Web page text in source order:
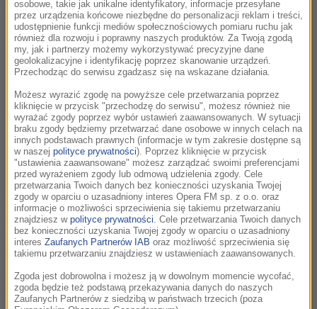
filmowej, dźwięki Szpicbergenu,
archiwalne nagrania RMF Classic i RMF
FM, stoisko z kolekcją gadżetów FMF
oraz Muzyczna Księgarnia Festiwalowa.
Miejscem wyjątkowych wydarzeń
towarzyszących 10. edycji FMF będzie
Centrum Festiwalowe zlokalizowane w
sercu Krakowa, w Pałacu Krzysztofory
przy ul. Szczepańskiej 2.
Od środy (17 maja), aż do niedzieli (21 maja), zapraszamy do
Centrum Festiwalowego w Krzysztoforach, gdzie czeka na
Was moc atrakcji. Q&A z laureatem Oscara – Howardem
Shorem, spotkania z najwybitniejszymi specjalistami z
zakresu muzyki filmowej, „Pakt z elektroniką” – panel
zdradzający kulisy pracy nad serialem oraz panel „Serial, film,
a gra video” – opowiadający o współpracy reżysera z
osobowe, takie jak unikalne identyfikatory, informacje przesyłane
przez urządzenia końcowe niezbędne do personalizacji reklam i treści,
udostępnienie funkcji mediów społecznościowych pomiaru ruchu jak
również dla rozwoju i poprawny naszych produktów. Za Twoją zgodą
my, jak i partnerzy możemy wykorzystywać precyzyjne dane
geolokalizacyjne i identyfikację poprzez skanowanie urządzeń.
Przechodząc do serwisu zgadzasz się na wskazane działania.
Możesz wyrazić zgodę na powyższe cele przetwarzania poprzez
kliknięcie w przycisk "przechodzę do serwisu", możesz również nie
wyrażać zgody poprzez wybór ustawień zaawansowanych. W sytuacji
braku zgody będziemy przetwarzać dane osobowe w innych celach na
innych podstawach prawnych (informacje w tym zakresie dostępne są
w naszej polityce prywatności). Poprzez kliknięcie w przycisk
"ustawienia zaawansowane" możesz zarządzać swoimi preferencjami
przed wyrażeniem zgody lub odmową udzielenia zgody. Cele
przetwarzania Twoich danych bez konieczności uzyskania Twojej
zgody w oparciu o uzasadniony interes Opera FM sp. z o.o. oraz
informacje o możliwości sprzeciwienia się takiemu przetwarzaniu
znajdziesz w polityce prywatności. Cele przetwarzania Twoich danych
bez konieczności uzyskania Twojej zgody w oparciu o uzasadniony
interes Zaufanych Partnerów IAB oraz możliwość sprzeciwienia się
takiemu przetwarzaniu znajdziesz w ustawieniach zaawansowanych.
Zgoda jest dobrowolna i możesz ją w dowolnym momencie wycofać,
zgoda będzie też podstawą przekazywania danych do naszych
Zaufanych Partnerów z siedzibą w państwach trzecich (poza